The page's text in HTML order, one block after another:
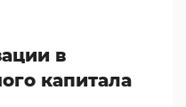
в
капитала